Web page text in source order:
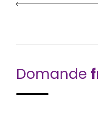
Domande